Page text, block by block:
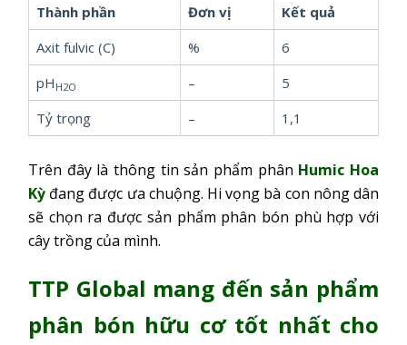
Thành phần Đơn vị
Kết quả
Axit fulvic (C)
%
6
pH H2O –
5
Tỷ trọng
– 1,1
Trên đây là thông tin sản phẩm phân Humic Hoa
Kỳ đang được ưa chuộng. Hi vọng bà con nông dân
sẽ chọn ra được sản phẩm phân bón phù hợp với
cây trồng của mình.
TTP Global mang đến sản phẩm
phân bón hữu cơ tốt nhất cho